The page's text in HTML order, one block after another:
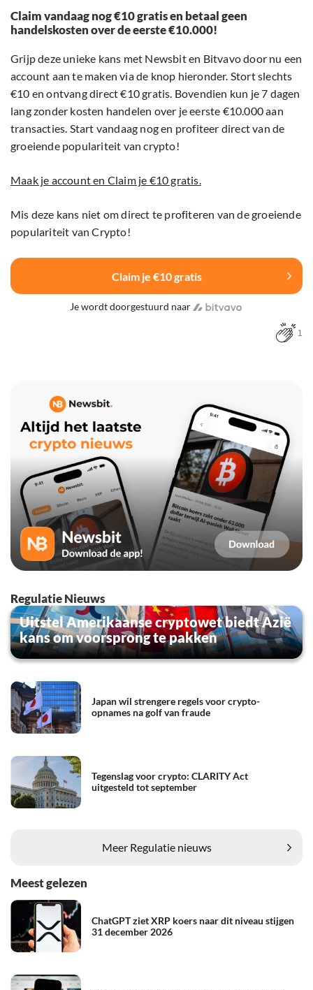
Claim vandaag nog €10 gratis en betaal geen
handelskosten over de eerste €10.000!
Grijp deze unieke kans met Newsbit en Bitvavo door nu een
account aan te maken via de knop hieronder. Stort slechts
€10 en ontvang direct €10 gratis. Bovendien kun je 7 dagen
lang zonder kosten handelen over je eerste €10.000 aan
transacties. Start vandaag nog en profiteer direct van de
groeiende populariteit van crypto!
Maak je account en Claim je €10 gratis.
Mis deze kans niet om direct te profiteren van de groeiende
populariteit van Crypto!
Claim je €10 gratis
Je wordt doorgestuurd naar
1
Regulatie Nieuws
Uitstel Amerikaanse cryptowet biedt Azië
kans om voorsprong te pakken
Japan wil strengere regels voor crypto-
opnames na golf van fraude
Tegenslag voor crypto: CLARITY Act
uitgesteld tot september
Meer Regulatie nieuws
Meest gelezen
ChatGPT ziet XRP koers naar dit niveau stijgen
31 december 2026